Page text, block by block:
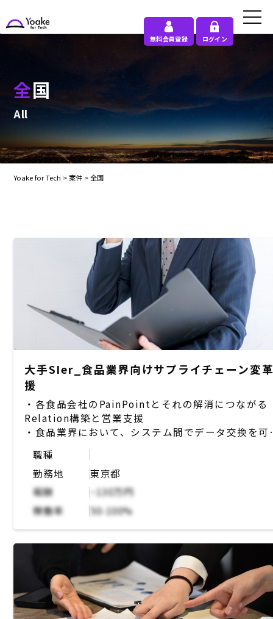
無料会員登録 ログイン
全国
All
Yoake for Tech >案件 >全国
大手SIer_食品業界向けサプライチェーン変
援
・各食品会社のPainPointとそれの解消につながる
Relation構築と営業支援
・食品業界において、システム間でデータ交換を可
とする業界標準仕様を決めるという新規事業構想を
品業界で進めている
・設計情報から開始して、貿易物流や請求決済まで
張性を見込んだ仕組みを構築する為の顧客とのリレ
ションシップ構築
・一部既存顧客とのリレーション構築がうまくいっ
いるため、現担当者と連携して同じようなクライア
トを創発する
・必要に応じてクライアントをリテンションしてい
つつ、週次で進捗や課題、ネクストアクションなど
レポートをあげる
職種
勤務地
東京都
報酬
~130万円
稼働率
50-100%